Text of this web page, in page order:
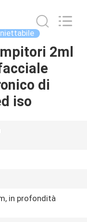
2ml
di
iso
in profondità